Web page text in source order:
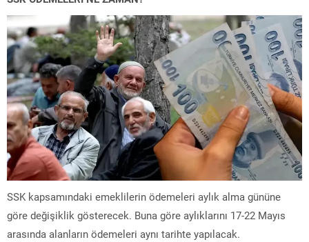
SSK kapsamındaki emeklilerin ödemeleri aylık alma gününe
göre değişiklik gösterecek. Buna göre aylıklarını 17-22 Mayıs
arasında alanların ödemeleri aynı tarihte yapılacak.